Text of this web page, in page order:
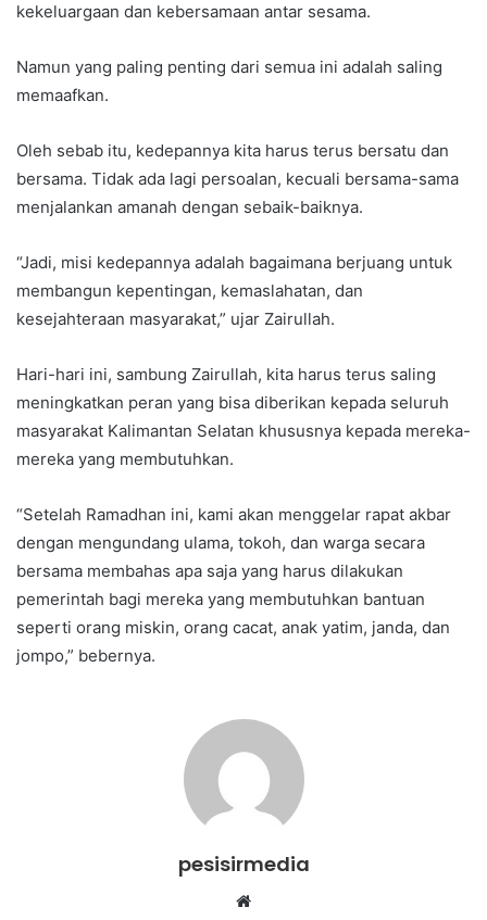
kekeluargaan dan kebersamaan antar sesama.
Namun yang paling penting dari semua ini adalah saling
memaafkan.
Oleh sebab itu, kedepannya kita harus terus bersatu dan
bersama. Tidak ada lagi persoalan, kecuali bersama-sama
menjalankan amanah dengan sebaik-baiknya.
“Jadi, misi kedepannya adalah bagaimana berjuang untuk
membangun kepentingan, kemaslahatan, dan
kesejahteraan masyarakat,” ujar Zairullah.
Hari-hari ini, sambung Zairullah, kita harus terus saling
meningkatkan peran yang bisa diberikan kepada seluruh
masyarakat Kalimantan Selatan khususnya kepada mereka-
mereka yang membutuhkan.
“Setelah Ramadhan ini, kami akan menggelar rapat akbar
dengan mengundang ulama, tokoh, dan warga secara
bersama membahas apa saja yang harus dilakukan
pemerintah bagi mereka yang membutuhkan bantuan
seperti orang miskin, orang cacat, anak yatim, janda, dan
jompo,” bebernya.
pesisirmedia
Website